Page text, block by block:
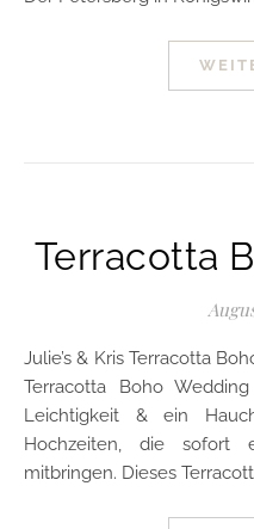
Terracotta
Julie’s & Kris Terracotta Boho Wedding TERRACOTTA LOVE
Terracotta Boho
Leichtigkeit & ein
Hochzeiten, die sofort
mitbringen. Dieses